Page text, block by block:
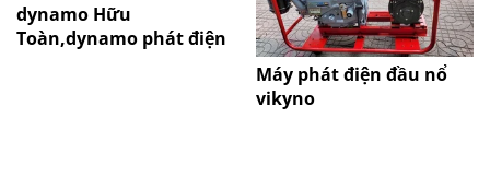
dynamo Hữu
Toàn,dynamo phát điện
Máy phát điện đầu nổ
vikyno